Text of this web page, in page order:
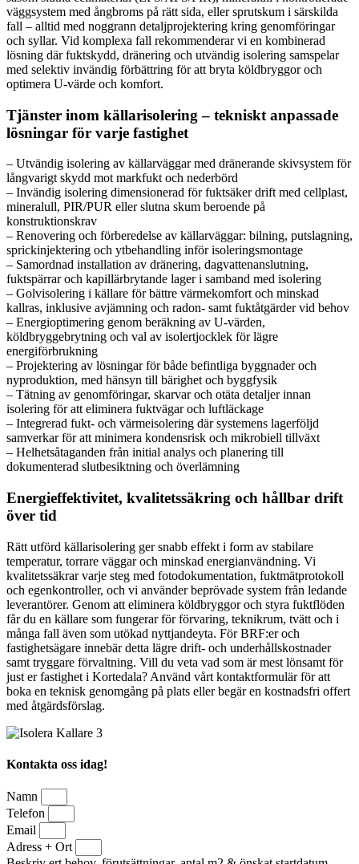
väggsystem med ångbroms på rätt sida, eller sprutskum i särskilda
fall – alltid med noggrann detaljprojektering kring genomföringar
och syllar. Vid komplexa fall rekommenderar vi en kombinerad
lösning där fuktskydd, dränering och utvändig isolering samspelar
med selektiv invändig förbättring för att bryta köldbryggor och
optimera U-värde och komfort.
Tjänster inom källarisolering – tekniskt anpassade
lösningar för varje fastighet
– Utvändig isolering av källarväggar med dränerande skivsystem för
långvarigt skydd mot markfukt och nederbörd
– Invändig isolering dimensionerad för fuktsäker drift med cellplast,
mineralull, PIR/PUR eller slutna skum beroende på
konstruktionskrav
– Renovering och förberedelse av källarväggar: bilning, putslagning,
sprickinjektering och ytbehandling inför isoleringsmontage
– Samordnad installation av dränering, dagvattenanslutning,
fuktspärrar och kapillärbrytande lager i samband med isolering
– Golvisolering i källare för bättre värmekomfort och minskad
kallras, inklusive avjämning och radon- samt fuktåtgärder vid behov
– Energioptimering genom beräkning av U-värden,
köldbryggebrytning och val av isolertjocklek för lägre
energiförbrukning
– Projektering av lösningar för både befintliga byggnader och
nyproduktion, med hänsyn till bärighet och byggfysik
– Tätning av genomföringar, skarvar och otäta detaljer innan
isolering för att eliminera fuktvägar och luftläckage
– Integrerad fukt- och värmeisolering där systemens lagerföljd
samverkar för att minimera kondensrisk och mikrobiell tillväxt
– Helhetsåtaganden från initial analys och planering till
dokumenterad slutbesiktning och överlämning
Energieffektivitet, kvalitetssäkring och hållbar drift
över tid
Rätt utförd källarisolering ger snabb effekt i form av stabilare
temperatur, torrare väggar och minskad energianvändning. Vi
kvalitetssäkrar varje steg med fotodokumentation, fuktmätprotokoll
och egenkontroller, och vi använder beprövade system från ledande
leverantörer. Genom att eliminera köldbryggor och styra fuktflöden
får du en källare som fungerar för förvaring, teknikrum, tvätt och i
många fall även som utökad nyttjandeyta. För BRF:er och
fastighetsägare innebär detta lägre drift- och underhållskostnader
samt tryggare förvaltning. Vill du veta vad som är mest lönsamt för
just er fastighet i Kortedala? Använd vårt kontaktformulär för att
boka en teknisk genomgång på plats eller begär en kostnadsfri offert
med åtgärdsförslag.
Kontakta oss idag!
Namn
Telefon
Email
Adress + Ort